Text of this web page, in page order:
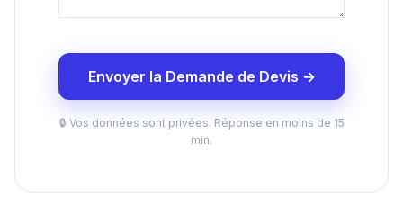
Envoyer la Demande de Devis →
🔒 Vos données sont privées. Réponse en moins de 15
min.